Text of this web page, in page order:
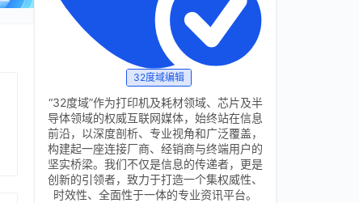
32度域编辑
“32度域”作为打印机及耗材领域、芯片及半
导体领域的权威互联网媒体，始终站在信息
前沿，以深度剖析、专业视角和广泛覆盖，
构建起一座连接厂商、经销商与终端用户的
坚实桥梁。我们不仅是信息的传递者，更是
创新的引领者，致力于打造一个集权威性、
时效性、全面性于一体的专业资讯平台。